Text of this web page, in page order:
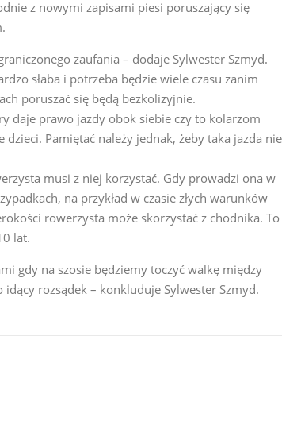
z nowymi zapisami piesi poruszający się
zaufania – dodaje Sylwester Szmyd.
słaba i potrzeba będzie wiele czasu zanim
poruszać się będą bezkolizyjnie.
daje prawo jazdy obok siebie czy to kolarzom
Pamiętać należy jednak, żeby taka jazda nie
musi z niej korzystać. Gdy prowadzi ona w
na przykład w czasie złych warunków
rowerzysta może skorzystać z chodnika. To
lat.
gdy na szosie będziemy toczyć walkę między
rozsądek – konkluduje Sylwester Szmyd.